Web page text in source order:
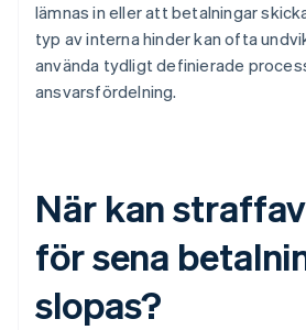
lämnas in eller att betalningar
typ av interna hinder kan ofta
använda tydligt definierade
ansvarsfördelning.
När kan
för sena
slopas?